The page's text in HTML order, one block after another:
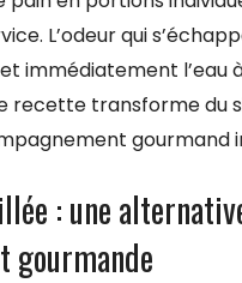
L’odeur qui
immédiatement l’eau
recette transforme du
gourmand
: une
gourmande